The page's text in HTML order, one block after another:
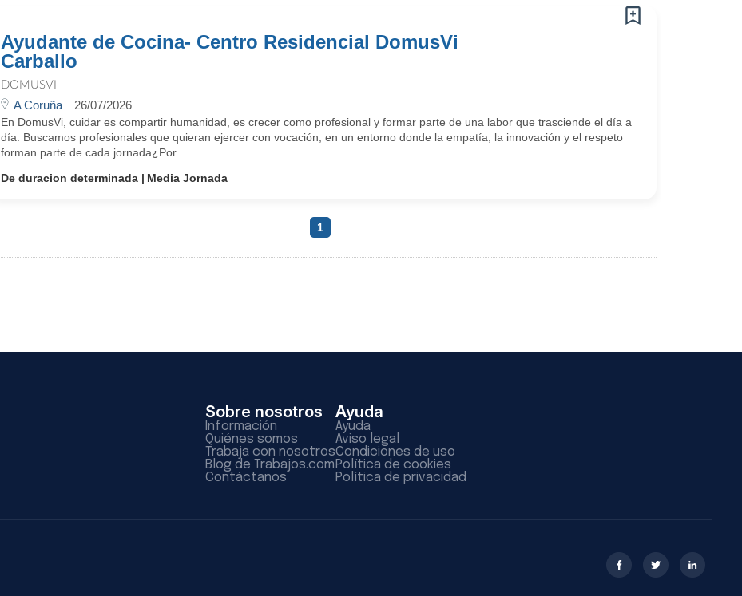
Ayudante de Cocina- Centro Residencial DomusVi
Carballo
DOMUSVI
A Coruña 26/07/2026
En DomusVi, cuidar es compartir humanidad, es crecer como profesional y formar parte de una labor que trasciende el día a
día. Buscamos profesionales que quieran ejercer con vocación, en un entorno donde la empatía, la innovación y el respeto
forman parte de cada jornada¿Por ...
De duracion determinada
Media Jornada
1
Sobre nosotros
Información
Quiénes somos
Trabaja con nosotros
Blog de Trabajos.com
Contáctanos
Ayuda
Ayuda
Aviso legal
Condiciones de uso
Política de cookies
Política de privacidad